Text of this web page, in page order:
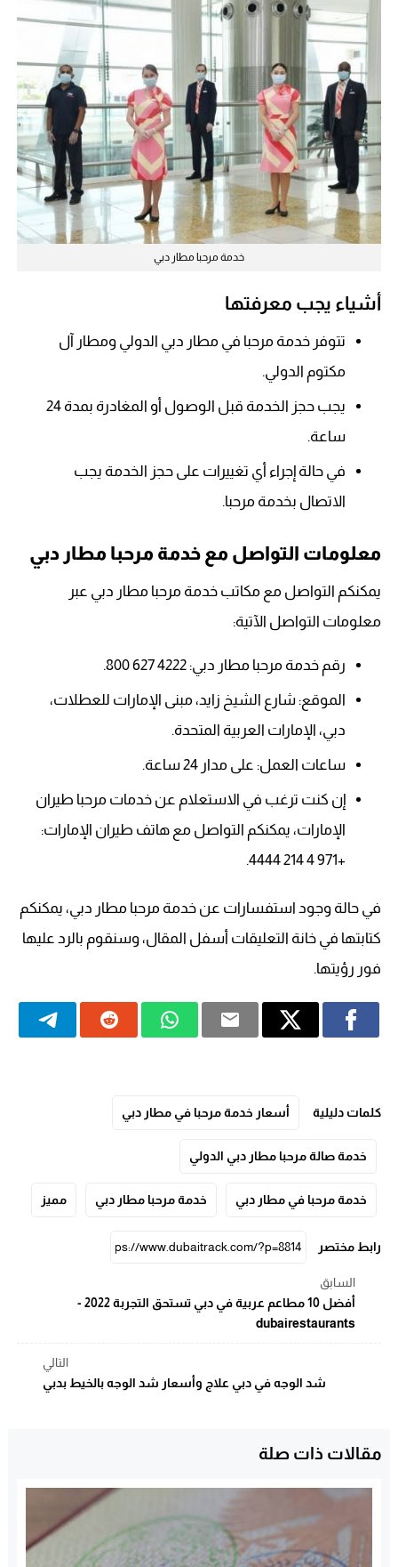
خدمة مرحبا مطار دبي
أشياء يجب معرفتها
تتوفر خدمة مرحبا في مطار دبي الدولي ومطار آل
مكتوم الدولي.
يجب حجز الخدمة قبل الوصول أو المغادرة بمدة 24
ساعة.
في حالة إجراء أي تغييرات على حجز الخدمة يجب
الاتصال بخدمة مرحبا.
معلومات التواصل مع خدمة مرحبا مطار دبي
يمكنكم التواصل مع مكاتب خدمة مرحبا مطار دبي عبر
معلومات التواصل الآتية:
رقم خدمة مرحبا مطار دبي: 4222 627 800.
الموقع: شارع الشيخ زايد، مبنى الإمارات للعطلات،
دبي، الإمارات العربية المتحدة.
ساعات العمل: على مدار 24 ساعة.
إن كنت ترغب في الاستعلام عن خدمات مرحبا طيران
الإمارات، يمكنكم التواصل مع هاتف طيران الإمارات:
+971 4 214 4444.
في حالة وجود استفسارات عن خدمة مرحبا مطار دبي، يمكنكم
كتابتها في خانة التعليقات أسفل المقال، وسنقوم بالرد عليها
فور رؤيتها.
كلمات دليلية أسعار خدمة مرحبا في مطار دبي
خدمة صالة مرحبا مطار دبي الدولي
خدمة مرحبا في مطار دبي خدمة مرحبا مطار دبي مميز
رابط مختصر
السابق
أفضل 10 مطاعم عربية في دبي تستحق التجربة 2022 -
dubairestaurants
التالي
شد الوجه في دبي علاج وأسعار شد الوجه بالخيط بدبي
مقالات ذات صلة